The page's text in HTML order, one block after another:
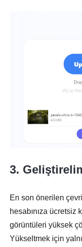
3.
En son önerilen
hesabınıza
görüntüleri yüksek
Yükseltmek için